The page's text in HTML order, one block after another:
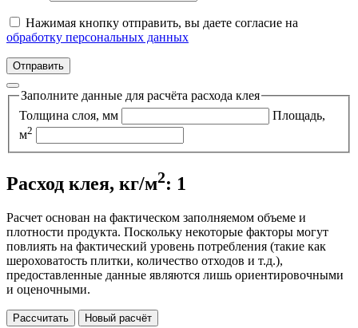
Нажимая кнопку отправить, вы даете согласие на
обработку персональных данных
Отправить
Заполните данные для расчёта расхода клея
Толщина слоя, мм
Площадь,
м2
Расход клея, кг/м2: 1
Расчет основан на фактическом заполняемом объеме и
плотности продукта. Поскольку некоторые факторы могут
повлиять на фактический уровень потребления (такие как
шероховатость плитки, количество отходов и т.д.),
предоставленные данные являются лишь ориентировочными
и оценочными.
Рассчитать Новый расчёт